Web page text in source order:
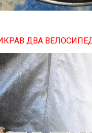
ДВА